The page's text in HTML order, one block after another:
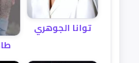
توانا الجوهري